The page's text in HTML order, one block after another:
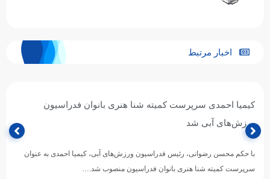
اخبار مرتبط
کیمیا احمدی سرپرست کمیته شنا هنری بانوان فدراسیون
ورزش‌های آبی شد
با حکم محسن رضوانی، رئیس فدراسیون ورزش‌های آبی، کیمیا احمدی به عنوان
سرپرست کمیته شنا هنری بانوان فدراسیون منصوب شد.…